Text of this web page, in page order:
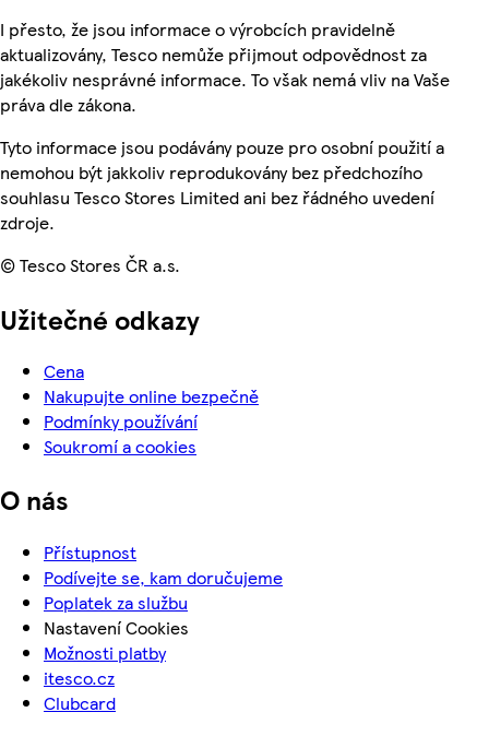
I přesto, že jsou informace o výrobcích pravidelně
aktualizovány, Tesco nemůže přijmout odpovědnost za
jakékoliv nesprávné informace. To však nemá vliv na Vaše
práva dle zákona.
Tyto informace jsou podávány pouze pro osobní použití a
nemohou být jakkoliv reprodukovány bez předchozího
souhlasu Tesco Stores Limited ani bez řádného uvedení
zdroje.
© Tesco Stores ČR a.s.
Užitečné odkazy
Cena
Nakupujte online bezpečně
Podmínky používání
Soukromí a cookies
O nás
Přístupnost
Podívejte se, kam doručujeme
Poplatek za službu
Nastavení Cookies
Možnosti platby
itesco.cz
Clubcard